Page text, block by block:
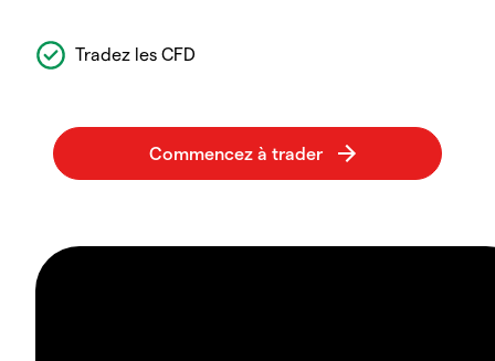
Tradez les CFD